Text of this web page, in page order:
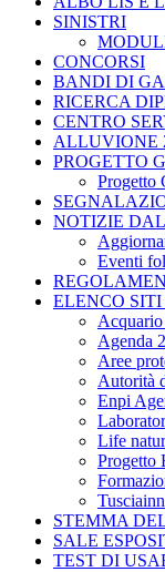
SINISTRI
CONCORSI
BANDI DI
RICERCA
CENTRO
ALLUVIONE
PROGETTO
Progetto
NOTIZIE
Eventi
ELENCO
Agenda
Aree
Autorità
Enpi
Life
Progetto
STEMMA
SALE
TEST DI